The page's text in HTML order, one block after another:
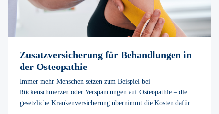
Zusatzversicherung für Behandlungen in
der Osteopathie
Immer mehr Menschen setzen zum Beispiel bei
Rückenschmerzen oder Verspannungen auf Osteopathie – die
gesetzliche Krankenversicherung übernimmt die Kosten dafür